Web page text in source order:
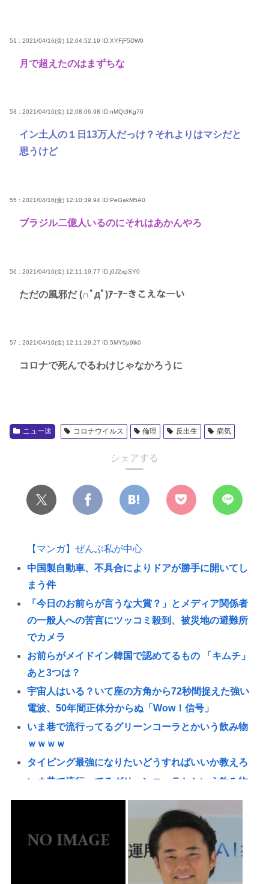
51 : 2021/04/16(金) 12:04:52.19 ID:XYFjF5DW0
月で超えたのはまずちな
53 : 2021/04/16(金) 12:08:06.98 ID:nMQt3Kg70
イン土人の１日13万人だっけ？それよりはマシだと
思うけど
55 : 2021/04/16(金) 12:10:39.94 ID:PeGakM5A0
ブラジル二億人いるのにそれはあかんやろ
56 : 2021/04/16(金) 12:11:19.77 ID:j0J2xpSY0
ただの風邪だ (∩ﾟдﾟ)ｱｰｱｰきこえなーい
57 : 2021/04/16(金) 12:11:29.27 ID:5MY5p9lk0
コロナで死んでるわけじゃなかろうに
ニュー速 コロナウイルス 倫理 反出生 病気
シェアする
【マンガ】ぜんぶ私が中心
中国製自動車、不具合によりドアが勝手に開いてし
まう件
「今日のお前らが言うな大賞？」とメディア関係者
の一般人への苦言にツッコミ殺到、被災地の避難所
でカメラ
お前らがメイドイン韓国で認めてるもの 「キムチ」
あと3つは？
宇宙人はいる？いて座の方角から72秒間捉えた強い
電波、50年間正体分からぬ「Wow！信号」
いま巷で流行ってるグリーンコーラとかいう飲み物
ｗｗｗｗ
タイピング最強になりたいどうすればいいか教えろ
いま巷で流行ってるグリーンコーラとかいう飲み物
www
お前らが知っているちょっとした雑学
誰かワンウェイネジってやつの外し方教えて
【画像】移民についての日本人の本音、だいたいこ